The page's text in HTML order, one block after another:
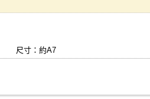
尺寸：約A7